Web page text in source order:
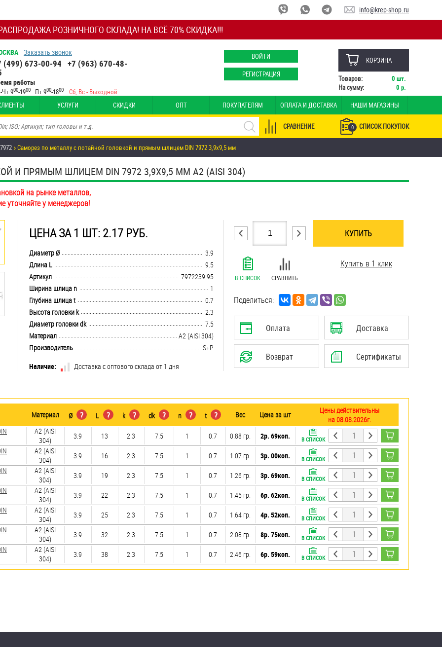
РОЗНИЧНОГО СКЛАДА! НА ВСЁ 70% СКИДКА!!!
info@krep-shop.ru
Заказать звонок
(499) 673-00-94 +7 (963) 670-48-
работы
Чт 900-1900 Пт 900-1800 Сб, Вс - Выходной
ВОЙТИ
РЕГИСТРАЦИЯ
КОРЗИНА
Товаров: 0 шт.
На сумму:
0 р.
УСЛУГИ СКИДКИ ОПТ ПОКУПАТЕЛЯМ ОПЛАТА И ДОСТАВКА НАШИ МАГАЗИНЫ
0 СПИСОК ПОКУПОК
СРАВНЕНИЕ
Саморез по металлу с потайной головкой и прямым шлицем DIN 7972 3,9х9,5 мм
И ПРЯМЫМ ШЛИЦЕМ DIN 7972 3,9Х9,5 ММ А2 (AISI 304)
на рынке металлов,
уточняйте у менеджеров!
ЦЕНА ЗА 1 ШТ: 2.17 РУБ.
........................................................................................................................................................................................................
Диаметр Ø
3.9
........................................................................................................................................................................................................
Длина L
9.5
........................................................................................................................................................................................................
Артикул
7972239 95
........................................................................................................................................................................................................
Ширина шлица n
1
........................................................................................................................................................................................................
Глубина шлица t
0.7
........................................................................................................................................................................................................
Высота головки k
2.3
........................................................................................................................................................................................................
Диаметр головки dk
7.5
........................................................................................................................................................................................................
Материал
А2 (AISI 304)
........................................................................................................................................................................................................
Производитель
S+P
Наличие:
Доставка с оптового склада от 1 дня
КУПИТЬ
В СПИСОК СРАВНИТЬ
Купить в 1 клик
Поделиться:
Оплата Доставка
Возврат Сертификаты
Материал Ø ? L ? k ? dk ? n ? t ? Вес Цена за шт
Цены действительны
на 08.08.2026г.
А2 (AISI
304)
3.9 13 2.3 7.5 1 0.7 0.88 гр. 2р. 69коп. В СПИСОК
А2 (AISI
304)
3.9 16 2.3 7.5 1 0.7 1.07 гр. 3р. 00коп. В СПИСОК
А2 (AISI
304)
3.9 19 2.3 7.5 1 0.7 1.26 гр. 3р. 69коп. В СПИСОК
А2 (AISI
304)
3.9 22 2.3 7.5 1 0.7 1.45 гр. 6р. 62коп. В СПИСОК
А2 (AISI
304)
3.9 25 2.3 7.5 1 0.7 1.64 гр. 4р. 52коп. В СПИСОК
А2 (AISI
304)
3.9 32 2.3 7.5 1 0.7 2.08 гр. 8р. 75коп. В СПИСОК
А2 (AISI
304)
3.9 38 2.3 7.5 1 0.7 2.46 гр. 6р. 59коп. В СПИСОК